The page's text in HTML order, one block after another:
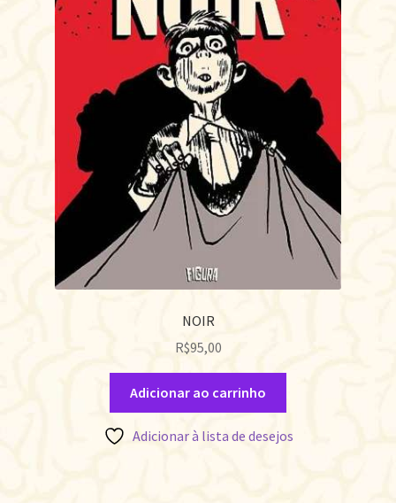
NOIR
R$95,00
Adicionar ao carrinho
Adicionar à lista de desejos